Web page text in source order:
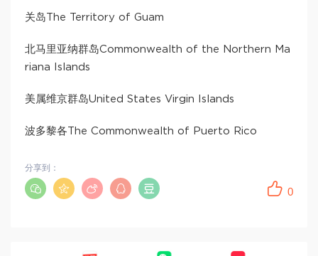
关岛The Territory of Guam
北马里亚纳群岛Commonwealth of the Northern Ma
riana Islands
美属维京群岛United States Virgin Islands
波多黎各The Commonwealth of Puerto Rico
0
分享到：